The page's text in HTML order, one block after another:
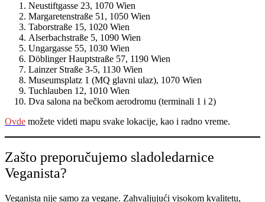
Neustiftgasse 23, 1070 Wien
Margaretenstraße 51, 1050 Wien
Taborstraße 15, 1020 Wien
Alserbachstraße 5, 1090 Wien
Ungargasse 55, 1030 Wien
Döblinger Hauptstraße 57, 1190 Wien
Lainzer Straße 3-5, 1130 Wien
Museumsplatz 1 (MQ glavni ulaz), 1070 Wien
Tuchlauben 12, 1010 Wien
Dva salona na bečkom aerodromu (terminali 1 i 2)
Ovde možete videti mapu svake lokacije, kao i radno vreme.
Zašto preporučujemo sladoledarnice
Veganista?
Veganista nije samo za vegane. Zahvaljujući visokom kvalitetu,